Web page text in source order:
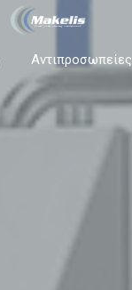
Αντιπροσωπείες